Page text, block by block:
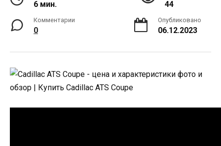
6 мин. 44
Комментарии
0
Опубликовано
06.12.2023